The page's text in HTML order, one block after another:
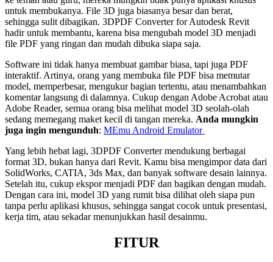
untuk membukanya. File 3D juga biasanya besar dan berat,
sehingga sulit dibagikan. 3DPDF Converter for Autodesk Revit
hadir untuk membantu, karena bisa mengubah model 3D menjadi
file PDF yang ringan dan mudah dibuka siapa saja.
Software ini tidak hanya membuat gambar biasa, tapi juga PDF
interaktif. Artinya, orang yang membuka file PDF bisa memutar
model, memperbesar, mengukur bagian tertentu, atau menambahkan
komentar langsung di dalamnya. Cukup dengan Adobe Acrobat atau
Adobe Reader, semua orang bisa melihat model 3D seolah-olah
sedang memegang maket kecil di tangan mereka. Anda mungkin
juga ingin mengunduh: MEmu Android Emulator
Yang lebih hebat lagi, 3DPDF Converter mendukung berbagai
format 3D, bukan hanya dari Revit. Kamu bisa mengimpor data dari
SolidWorks, CATIA, 3ds Max, dan banyak software desain lainnya.
Setelah itu, cukup ekspor menjadi PDF dan bagikan dengan mudah.
Dengan cara ini, model 3D yang rumit bisa dilihat oleh siapa pun
tanpa perlu aplikasi khusus, sehingga sangat cocok untuk presentasi,
kerja tim, atau sekadar menunjukkan hasil desainmu.
FITUR